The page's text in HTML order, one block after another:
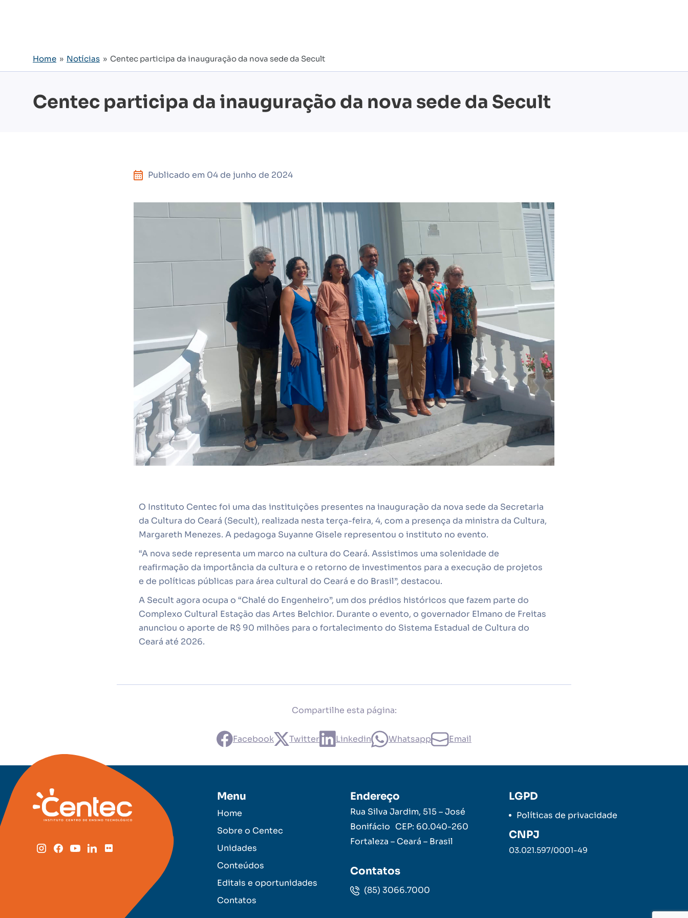
Home » Notícias » Centec participa da inauguração da nova sede da Secult
Centec participa da inauguração da nova sede da Secult
Publicado em 04 de junho de 2024
O Instituto Centec foi uma das instituições presentes na inauguração da nova sede da Secretaria
da Cultura do Ceará (Secult), realizada nesta terça-feira, 4, com a presença da ministra da Cultura,
Margareth Menezes. A pedagoga Suyanne Gisele representou o instituto no evento.
“A nova sede representa um marco na cultura do Ceará. Assistimos uma solenidade de
reafirmação da importância da cultura e o retorno de investimentos para a execução de projetos
e de políticas públicas para área cultural do Ceará e do Brasil”, destacou.
A Secult agora ocupa o “Chalé do Engenheiro”, um dos prédios históricos que fazem parte do
Complexo Cultural Estação das Artes Belchior. Durante o evento, o governador Elmano de Freitas
anunciou o aporte de R$ 90 milhões para o fortalecimento do Sistema Estadual de Cultura do
Ceará até 2026.
Compartilhe esta página:
Facebook Twitter Linkedin Whatsapp Email
Menu
Home
Sobre o Centec
Unidades
Conteúdos
Editais e oportunidades
Contatos
Endereço
Rua Silva Jardim, 515 – José
Bonifácio CEP: 60.040-260
Fortaleza – Ceará – Brasil
Contatos
(85) 3066.7000
LGPD
Políticas de privacidade
CNPJ
03.021.597/0001-49